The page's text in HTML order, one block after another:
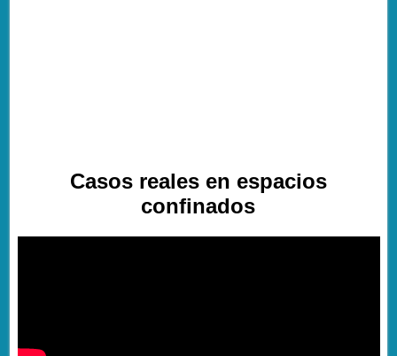
Casos reales en espacios
confinados